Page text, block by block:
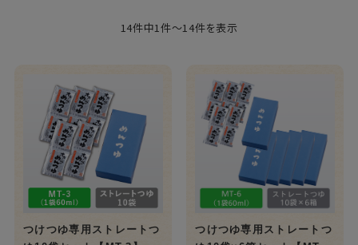
14件中1件～14件を表示
つけつゆ専用ストレートつ
つけつゆ専用ストレートつ